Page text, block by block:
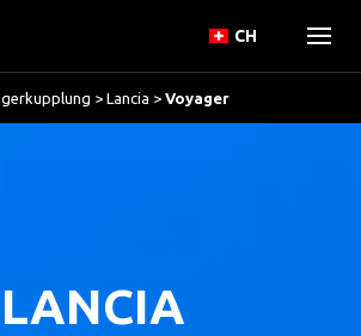
CH
> Lancia > Voyager
LANCIA